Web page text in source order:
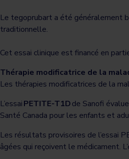
Le tegoprubart a été généralement
traditionnelle.
Cet essai clinique est financé en
Thérapie modificatrice de la
Les thérapies modificatrices de la
L’essaiPETITE-T1Dde Sanofi
Santé Canada pour les enfants et
Les résultats provisoires de l’essai
âgées qui reçoivent le médicament.